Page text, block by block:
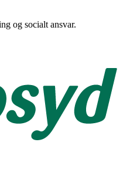
og socialt ansvar.